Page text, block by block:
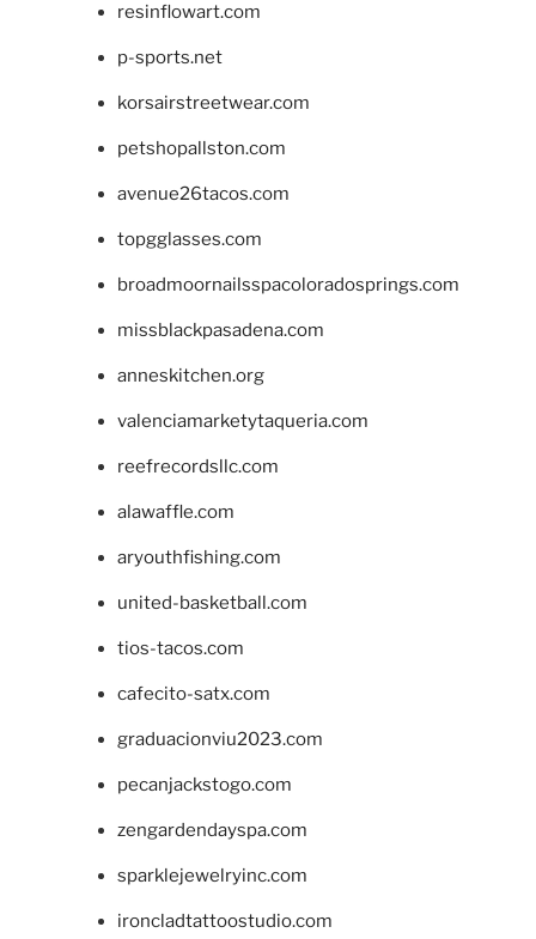
resinflowart.com
p-sports.net
korsairstreetwear.com
petshopallston.com
avenue26tacos.com
topgglasses.com
broadmoornailsspacoloradosprings.com
missblackpasadena.com
anneskitchen.org
valenciamarketytaqueria.com
reefrecordsllc.com
alawaffle.com
aryouthfishing.com
united-basketball.com
tios-tacos.com
cafecito-satx.com
graduacionviu2023.com
pecanjackstogo.com
zengardendayspa.com
sparklejewelryinc.com
ironcladtattoostudio.com